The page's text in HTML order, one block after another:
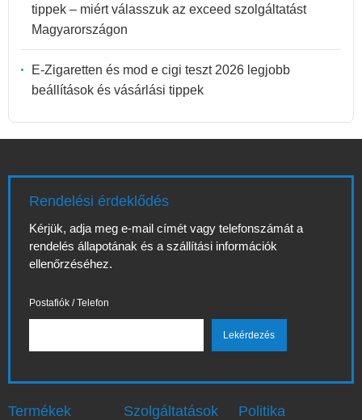
tippek – miért válasszuk az exceed szolgáltatást
Magyarországon
E-Zigaretten és mod e cigi teszt 2026 legjobb
beállítások és vásárlási tippek
Rendelési érdeklődés
Kérjük, adja meg e-mail címét vagy telefonszámát a
rendelés állapotának és a szállítási információk
ellenőrzéséhez.
Postafiók / Telefon
Termékek Szolgáltatások Politika